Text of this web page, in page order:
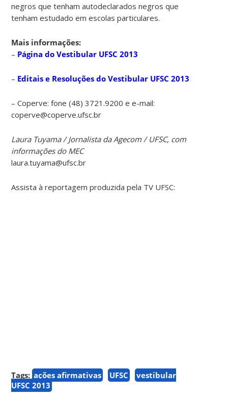
negros que tenham autodeclarados negros que
tenham estudado em escolas particulares.
Mais informações:
– Página do Vestibular UFSC 2013
– Editais e Resoluções do Vestibular UFSC 2013
– Coperve: fone (48) 3721.9200 e e-mail:
coperve@coperve.ufsc.br
Laura Tuyama / Jornalista da Agecom / UFSC, com
informações do MEC
laura.tuyama@ufsc.br
Assista à reportagem produzida pela TV UFSC:
Tags: ações afirmativas UFSC
vestibular
UFSC 2013